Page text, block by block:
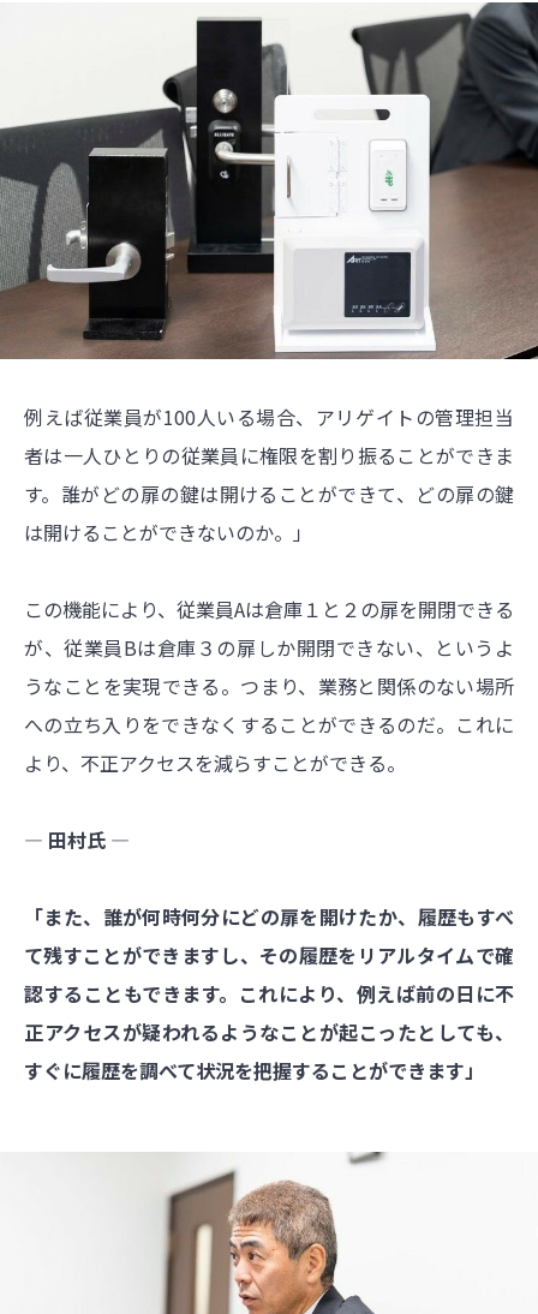
例えば従業員が100人いる場合、アリゲイトの管理担当
者は一人ひとりの従業員に権限を割り振ることができま
す。誰がどの扉の鍵は開けることができて、どの扉の鍵
は開けることができないのか。」
この機能により、従業員Aは倉庫１と２の扉を開閉できる
が、従業員Bは倉庫３の扉しか開閉できない、というよ
うなことを実現できる。つまり、業務と関係のない場所
への立ち入りをできなくすることができるのだ。これに
より、不正アクセスを減らすことができる。
― 田村氏 ―
「また、誰が何時何分にどの扉を開けたか、履歴もすべ
て残すことができますし、その履歴をリアルタイムで確
認することもできます。これにより、例えば前の日に不
正アクセスが疑われるようなことが起こったとしても、
すぐに履歴を調べて状況を把握することができます」